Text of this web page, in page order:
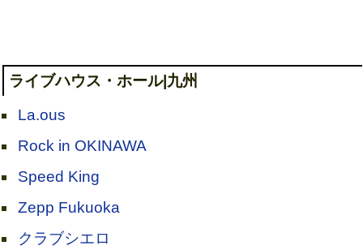
ライブハウス・ホール|九州
La.ous
Rock in OKINAWA
Speed King
Zepp Fukuoka
クラブシエロ